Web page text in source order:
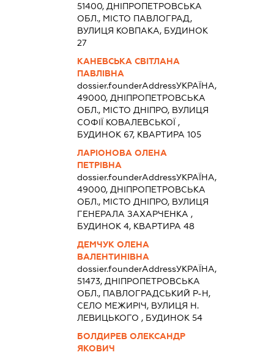
51400, ДНІПРОПЕТРОВСЬКА
ОБЛ., МІСТО ПАВЛОГРАД,
ВУЛИЦЯ КОВПАКА, БУДИНОК
27
КАНЕВСЬКА СВІТЛАНА
ПАВЛІВНА
dossier.founderAddressУКРАЇНА,
49000, ДНІПРОПЕТРОВСЬКА
ОБЛ., МІСТО ДНІПРО, ВУЛИЦЯ
СОФІЇ КОВАЛЕВСЬКОЇ ,
БУДИНОК 67, КВАРТИРА 105
ЛАРІОНОВА ОЛЕНА
ПЕТРІВНА
dossier.founderAddressУКРАЇНА,
49000, ДНІПРОПЕТРОВСЬКА
ОБЛ., МІСТО ДНІПРО, ВУЛИЦЯ
ГЕНЕРАЛА ЗАХАРЧЕНКА ,
БУДИНОК 4, КВАРТИРА 48
ДЕМЧУК ОЛЕНА
ВАЛЕНТИНІВНА
dossier.founderAddressУКРАЇНА,
51473, ДНІПРОПЕТРОВСЬКА
ОБЛ., ПАВЛОГРАДСЬКИЙ Р-Н,
СЕЛО МЕЖИРІЧ, ВУЛИЦЯ Н.
ЛЕВИЦЬКОГО , БУДИНОК 54
БОЛДИРЕВ ОЛЕКСАНДР
ЯКОВИЧ